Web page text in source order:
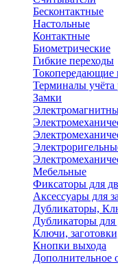
Бесконтактные
Настольные
Контактные
Биометрические
Гибкие переходы
Токопередающие
Терминалы учёта
Замки
Мебельные
Фиксаторы для
Аксессуары для
Дубликаторы,
Дубликаторы
Ключи,
Кнопки выхода
Дополнительное